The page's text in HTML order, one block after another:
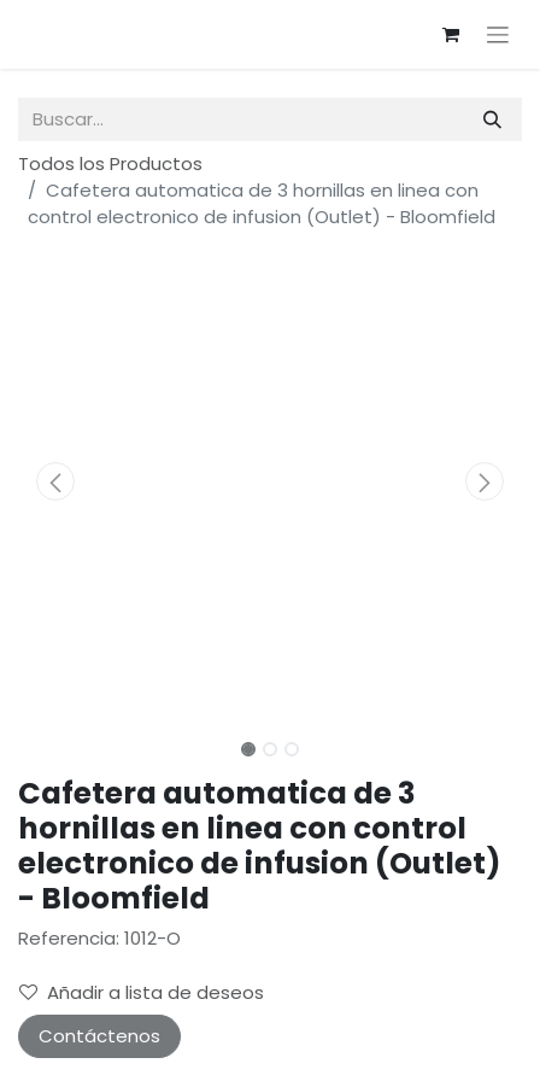
Todos los Productos
Cafetera automatica de 3 hornillas en linea con
control electronico de infusion (Outlet) - Bloomfield
Cafetera automatica de 3
hornillas en linea con control
electronico de infusion (Outlet)
- Bloomfield
Referencia: 1012-O
Añadir a lista de deseos
Contáctenos